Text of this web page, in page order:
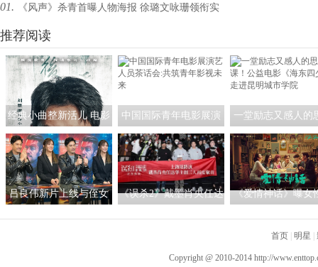
01. 《风声》杀青首曝人物海报 徐璐文咏珊领衔实
力斗法
推荐阅读
经典小曲整新活儿 电影
《探清水河：重生》角
色海报暗藏时间迷局
中国国际青年电影展演
艺人员茶话会:共筑青年
影视未来
一堂励志又感人的
课！公益电影《海
少》走进昆明城市
吕良伟新片上线与侄女
《误杀2》戴墨肖央任达
冬
《爱情神话》曝女
同盟
首页 明星
Copyright @ 2010-2014 http://